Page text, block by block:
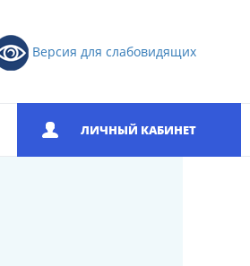
Версия для слабовидящих
ЛИЧНЫЙ КАБИНЕТ